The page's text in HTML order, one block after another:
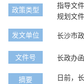
政策类型
指导文
规划文件
发文单位 长沙市
文件号 长政办
摘要
日前，